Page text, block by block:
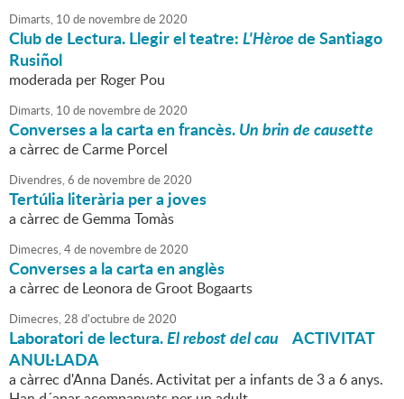
Dimarts, 10 de novembrede2020
Club de Lectura. Llegir el teatre:L'Hèroede Santiago
Rusiñol
moderada per Roger Pou
Dimarts, 10 de novembrede2020
Converses a la carta en francès.Un brin de causette
a càrrec de Carme Porcel
Divendres,6 de novembrede2020
Tertúlia literària per a joves
a càrrec de Gemma Tomàs
Dimecres,4de novembrede2020
Converses a la carta en anglès
a càrrec de Leonora de Groot Bogaarts
Dimecres,28 d'octubrede2020
Laboratori de lectura.El rebost del cau
ACTIVITAT
ANUL·LADA
a càrrec d'Anna Danés. Activitat per a infants de 3 a 6 anys.